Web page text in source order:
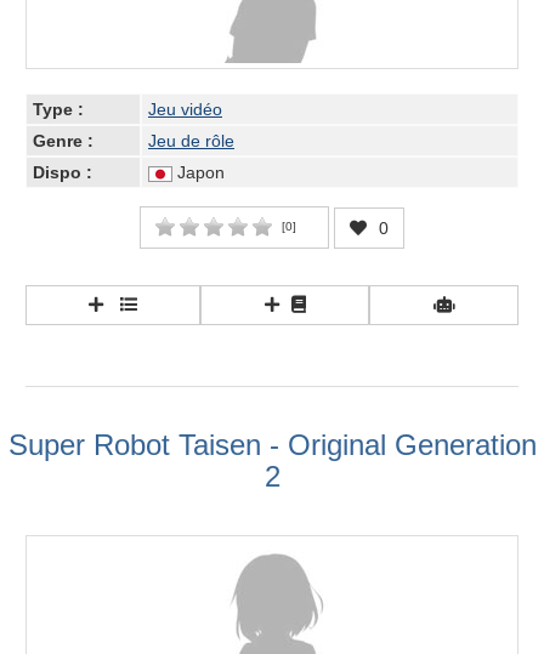
Type :
Jeu vidéo
Genre :
Jeu de rôle
Dispo :
Japon
[0] 0
Super Robot Taisen - Original Generation
2